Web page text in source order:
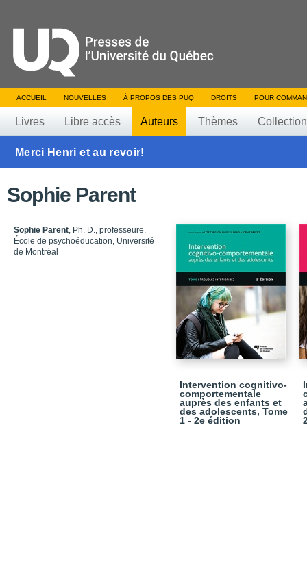
ACCUEIL NOUVELLES À PROPOS DES PUQ DROITS POUR
Livres Libre accès Auteurs Thèmes
Merci Henri et au revoir!
Sophie Parent
Sophie Parent, Ph. D., professeure,
École de psychoéducation, Université
de Montréal
Intervention cognitivo-
comportementale
auprès des enfants et
des adolescents, Tome
1 - 2e édition